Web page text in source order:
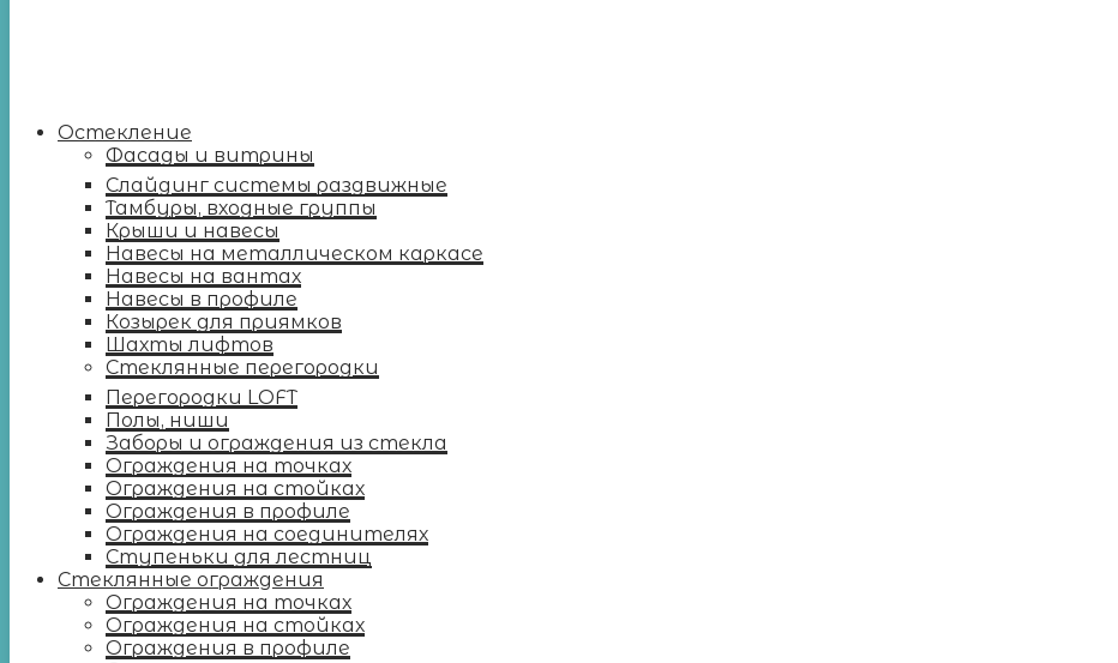
Остекление
Фасады и витрины
Слайдинг системы раздвижные
Тамбуры, входные группы
Крыши и навесы
Навесы на металлическом каркасе
Навесы на вантах
Навесы в профиле
Козырек для приямков
Шахты лифтов
Стеклянные перегородки
Перегородки LOFT
Полы, ниши
Заборы и ограждения из стекла
Ограждения на точках
Ограждения на стойках
Ограждения в профиле
Ограждения на соединителях
Ступеньки для лестниц
Стеклянные ограждения
Ограждения на точках
Ограждения на стойках
Ограждения в профиле